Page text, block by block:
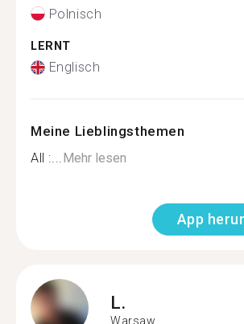
Polnisch
LERNT
Englisch
Meine Lieblingsthemen
All :...Mehr lesen
App
L.
Warsaw